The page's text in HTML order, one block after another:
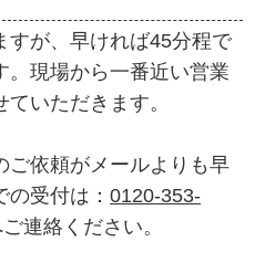
すが、早ければ45分程で
。現場から一番近い営業
いただきます。
ご依頼がメールよりも早
の受付は：0120-353-
連絡ください。